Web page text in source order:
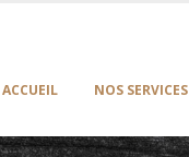
ACCUEIL NOS SERVICES